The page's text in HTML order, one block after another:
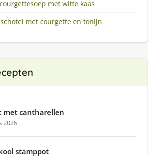
met witte kaas
met courgette en tonijn
met cantharellen
2026
stamppot